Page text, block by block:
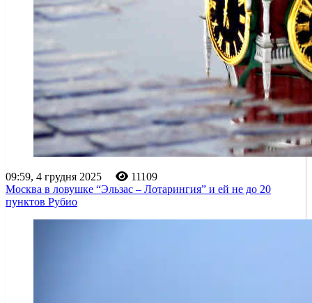
09:59, 4 грудня 2025
11109
Москва в ловушке “Эльзас – Лотарингия” и ей не до 20
пунктов Рубио